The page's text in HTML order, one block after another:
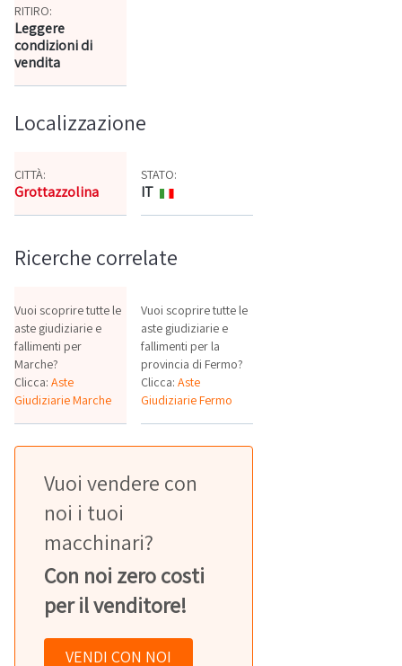
RITIRO:
Leggere
condizioni di
vendita
Localizzazione
CITTÀ:
Grottazzolina Mappa
STATO:
IT
Ricerche correlate
Vuoi scoprire tutte le
aste giudiziarie e
fallimenti per
Marche?
Clicca: Aste
Giudiziarie Marche
Vuoi scoprire tutte le
aste giudiziarie e
fallimenti per la
provincia di Fermo?
Clicca:Aste
Giudiziarie Fermo
Vuoi vendere con
noi i tuoi
macchinari?
Con noi zero costi
per il venditore!
VENDI CON NOI